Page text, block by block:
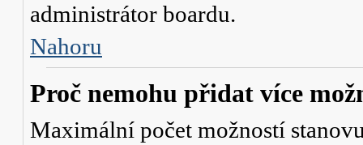
administrátor boardu.
Nahoru
Proč nemohu přidat více
Maximální počet možností